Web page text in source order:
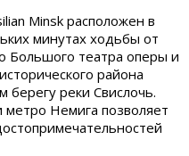
Minsk расположен в
минутах ходьбы от
Большого театра оперы и
района
берегу реки Свислочь.
Немига позволяет